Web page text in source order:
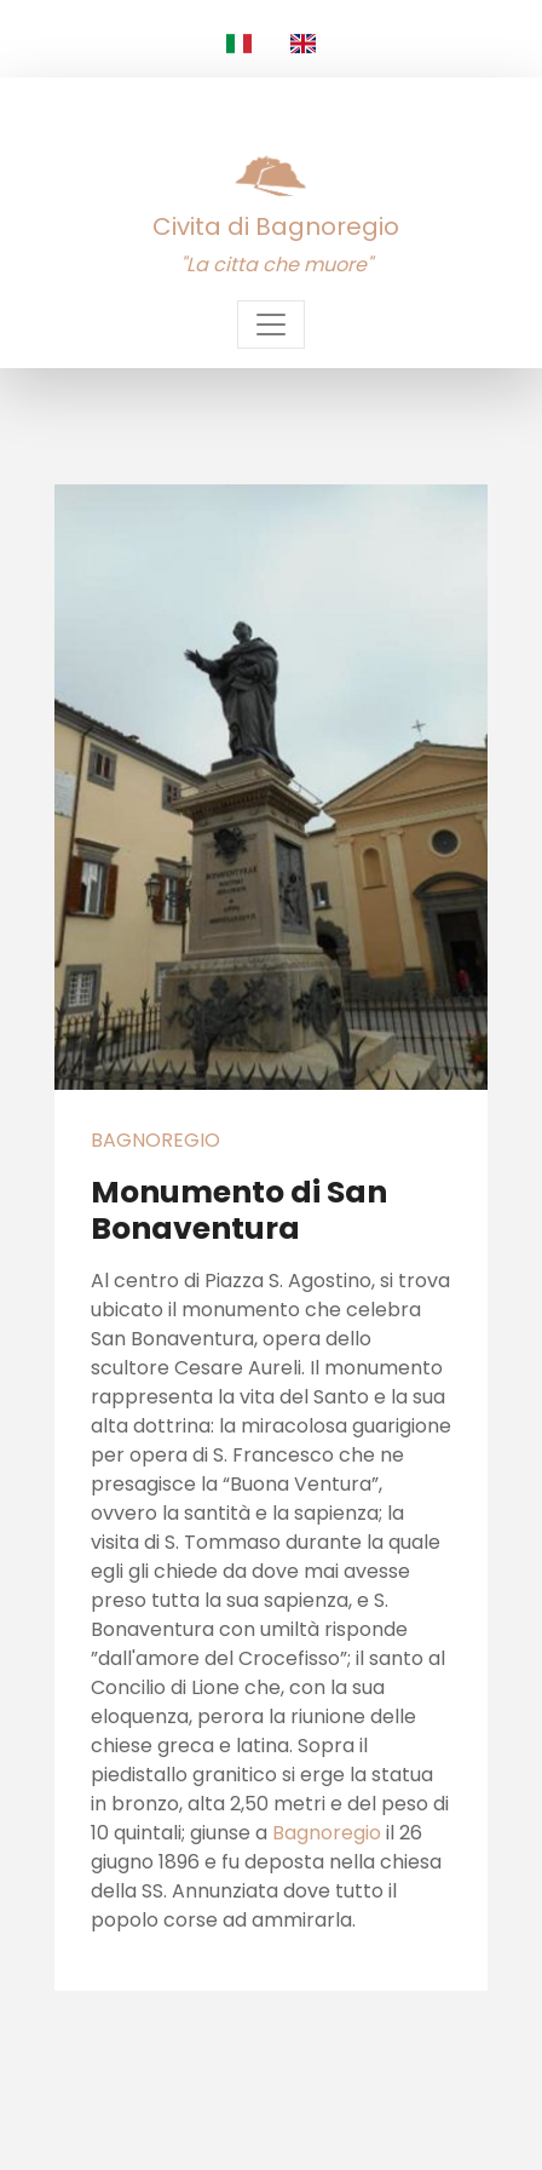
Civita di Bagnoregio
"La citta che muore"
BAGNOREGIO
Monumento di San
Bonaventura
Al centro di Piazza S. Agostino, si trova
ubicato il monumento che celebra
San Bonaventura, opera dello
scultore Cesare Aureli. Il monumento
rappresenta la vita del Santo e la sua
alta dottrina: la miracolosa guarigione
per opera di S. Francesco che ne
presagisce la “Buona Ventura”,
ovvero la santità e la sapienza; la
visita di S. Tommaso durante la quale
egli gli chiede da dove mai avesse
preso tutta la sua sapienza, e S.
Bonaventura con umiltà risponde
”dall'amore del Crocefisso”; il santo al
Concilio di Lione che, con la sua
eloquenza, perora la riunione delle
chiese greca e latina. Sopra il
piedistallo granitico si erge la statua
in bronzo, alta 2,50 metri e del peso di
10 quintali; giunse a Bagnoregio il 26
giugno 1896 e fu deposta nella chiesa
della SS. Annunziata dove tutto il
popolo corse ad ammirarla.